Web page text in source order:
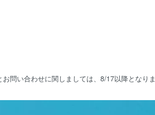
問い合わせに関しましては、8/17以降となりま